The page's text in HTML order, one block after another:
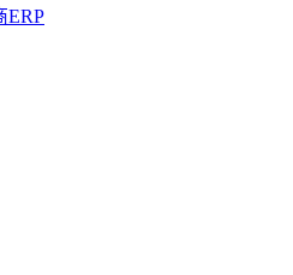
ERP